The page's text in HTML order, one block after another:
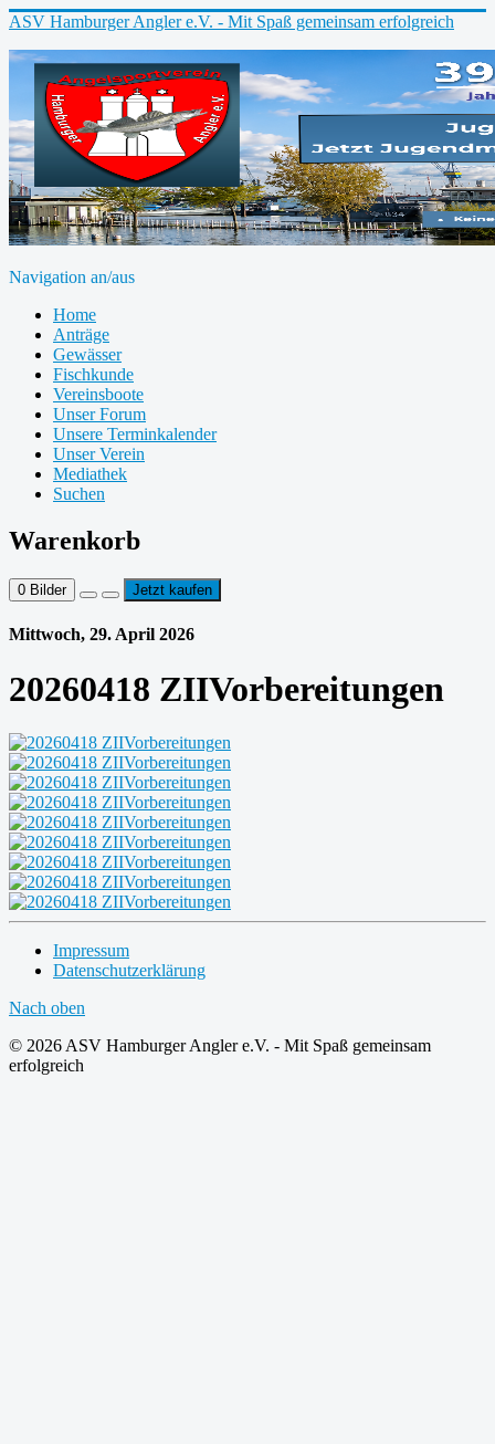
ASV Hamburger Angler e.V. - Mit Spaß gemeinsam erfolgreich
Navigation an/aus
Home
Anträge
Gewässer
Fischkunde
Vereinsboote
Unser Forum
Unsere Terminkalender
Unser Verein
Mediathek
Suchen
Warenkorb
0 Bilder Jetzt kaufen
Mittwoch, 29. April 2026
20260418 ZIIVorbereitungen
Impressum
Datenschutzerklärung
Nach oben
© 2026 ASV Hamburger Angler e.V. - Mit Spaß gemeinsam
erfolgreich